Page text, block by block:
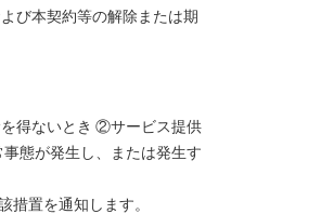
び本契約等の解除または期
得ないとき ②サービス提供
態が発生し、または発生す
置を通知します。